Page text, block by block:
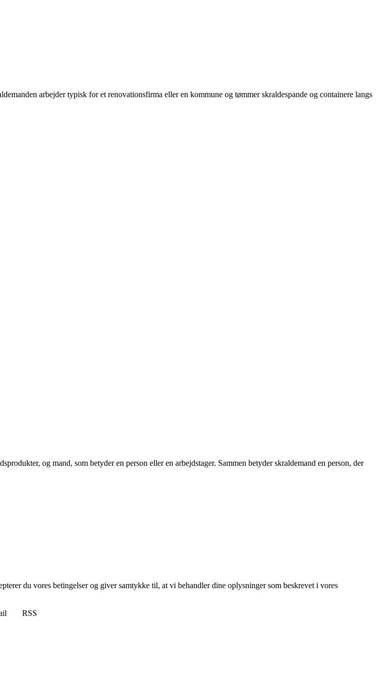
arbejder typisk for et renovationsfirma eller en kommune og tømmer skraldespande og containere langs
og mand, som betyder en person eller en arbejdstager. Sammen betyder skraldemand en person, der
du vores betingelser og giver samtykke til, at vi behandler dine oplysninger som beskrevet i vores
RSS